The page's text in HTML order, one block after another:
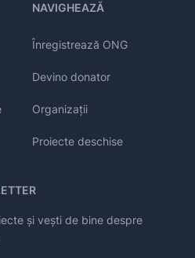
NAVIGHEAZĂ
Înregistrează ONG
Devino donator
Organizații
Proiecte deschise
și vești de bine despre